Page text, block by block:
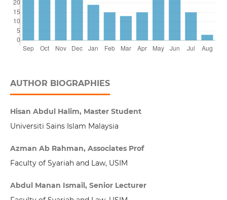
AUTHOR BIOGRAPHIES
Hisan Abdul Halim, Master Student
Universiti Sains Islam Malaysia
Azman Ab Rahman, Associates Prof
Faculty of Syariah and Law, USIM
Abdul Manan Ismail, Senior Lecturer